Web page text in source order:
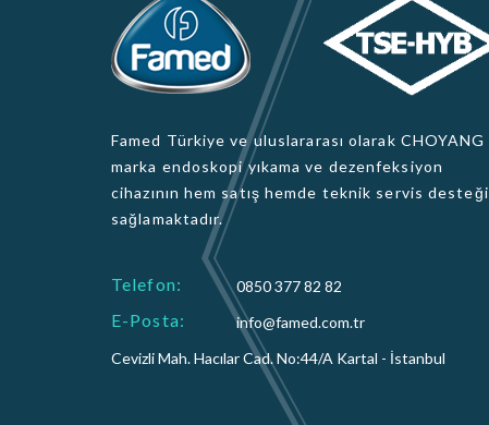
Famed Türkiye ve uluslararası olarak CHOYANG
marka endoskopi yıkama ve dezenfeksiyon
cihazının hem satış hemde teknik servis desteği
sağlamaktadır.
Telefon: 0850 377 82 82
E-Posta:
info@famed.com.tr
Cevizli Mah. Hacılar Cad. No:44/A Kartal - İstanbul